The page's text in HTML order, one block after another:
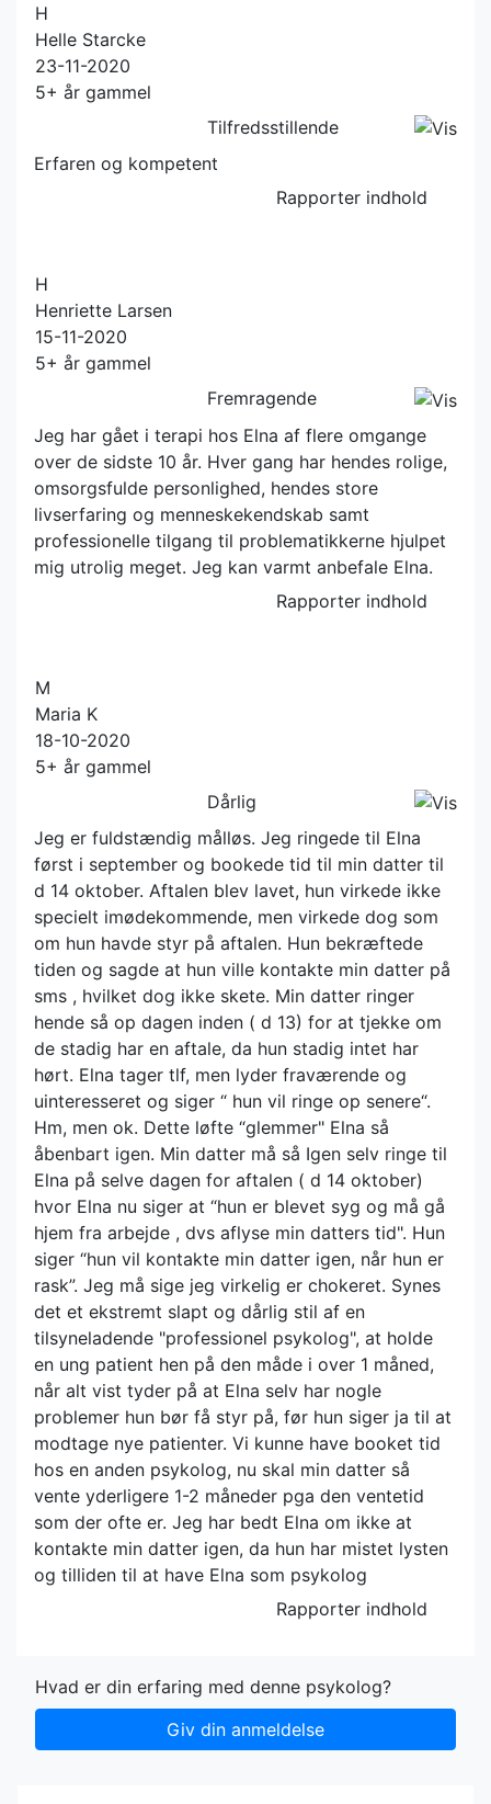
H
Helle Starcke
23-11-2020
5+ år gammel
Tilfredsstillende
Erfaren og kompetent
Rapporter indhold
H
Henriette Larsen
15-11-2020
5+ år gammel
Fremragende
Jeg har gået i terapi hos Elna af flere omgange
over de sidste 10 år. Hver gang har hendes rolige,
omsorgsfulde personlighed, hendes store
livserfaring og menneskekendskab samt
professionelle tilgang til problematikkerne hjulpet
mig utrolig meget. Jeg kan varmt anbefale Elna.
Rapporter indhold
M
Maria K
18-10-2020
5+ år gammel
Dårlig
Jeg er fuldstændig målløs. Jeg ringede til Elna
først i september og bookede tid til min datter til
d 14 oktober. Aftalen blev lavet, hun virkede ikke
specielt imødekommende, men virkede dog som
om hun havde styr på aftalen. Hun bekræftede
tiden og sagde at hun ville kontakte min datter på
sms , hvilket dog ikke skete. Min datter ringer
hende så op dagen inden ( d 13) for at tjekke om
de stadig har en aftale, da hun stadig intet har
hørt. Elna tager tlf, men lyder fraværende og
uinteresseret og siger “ hun vil ringe op senere“.
Hm, men ok. Dette løfte “glemmer" Elna så
åbenbart igen. Min datter må så Igen selv ringe til
Elna på selve dagen for aftalen ( d 14 oktober)
hvor Elna nu siger at “hun er blevet syg og må gå
hjem fra arbejde , dvs aflyse min datters tid". Hun
siger “hun vil kontakte min datter igen, når hun er
rask”. Jeg må sige jeg virkelig er chokeret. Synes
det et ekstremt slapt og dårlig stil af en
tilsyneladende "professionel psykolog", at holde
en ung patient hen på den måde i over 1 måned,
når alt vist tyder på at Elna selv har nogle
problemer hun bør få styr på, før hun siger ja til at
modtage nye patienter. Vi kunne have booket tid
hos en anden psykolog, nu skal min datter så
vente yderligere 1-2 måneder pga den ventetid
som der ofte er. Jeg har bedt Elna om ikke at
kontakte min datter igen, da hun har mistet lysten
og tilliden til at have Elna som psykolog
Rapporter indhold
Hvad er din erfaring med denne psykolog?
Giv din anmeldelse